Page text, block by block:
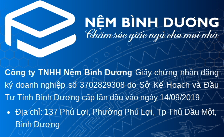
Công ty TNHH Nệm Bình DươngGiấy chứng nhận đăng
ký doanh nghiệp số 3702829308 do Sở Kế Hoạch và Đầu
Tư Tỉnh Bình Dương cấp lần đầu vào ngày 14/09/2019
Địa chỉ: 137 Phú Lợi, Phường Phú Lợi, Tp Thủ Dầu Một,
Bình Dương